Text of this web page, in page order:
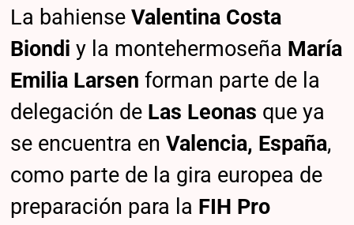
La bahienseValentina Costa
Biondi y la montehermoseña María
Emilia Larsen forman parte de la
delegación de Las Leonas que ya
se encuentra enValencia, España,
como parte de la gira europea de
preparación para la FIH Pro